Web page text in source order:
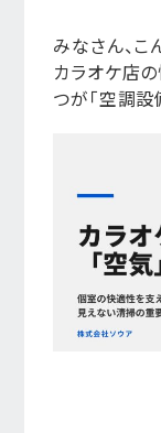
みなさん、こ
カラオケ店
つが「空調設